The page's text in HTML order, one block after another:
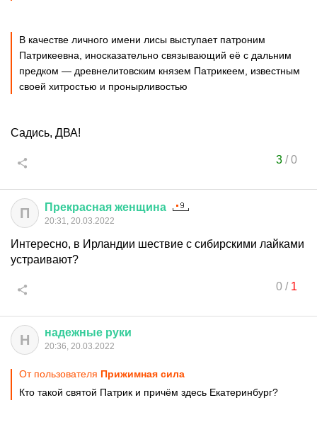
В качестве личного имени лисы выступает патроним
Патрикеевна, иносказательно связывающий её с дальним
предком — древнелитовским князем Патрикеем, известным
своей хитростью и пронырливостью
Садись, ДВА!
3/0
П Прекрасная женщина
20:31, 20.03.2022
Интересно, в Ирландии шествие с сибирскими лайками
устраивают?
0/ 1
Н надежные руки
20:36, 20.03.2022
От пользователя Прижимная сила
Кто такой святой Патрик и причём здесь Екатеринбург?